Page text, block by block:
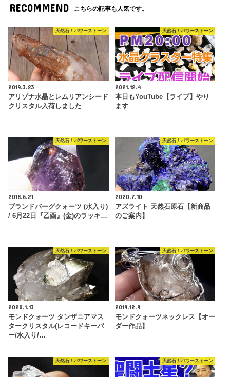
RECOMMEND こちらの記事も人気です。
天然石 / パワーストーン
2019.3.23
アリゾナ水晶とレムリアンシード
クリスタル入荷しました
天然石 / パワーストーン
2021.12.4
本日もYouTube【ライブ】やり
ます
天然石 / パワーストーン
2018.6.21
ブランドバーグクォーツ (水入り)
/ 6月22日『乙酉』(金)のラッキ…
天然石 / パワーストーン
2020.7.10
アズライト 天然石原石【新商品
のご案内】
天然石 / パワーストーン
2020.1.13
モンドクォーツ タンザニアマス
タークリスタル(レコードキーパ
ー/水入り/…
天然石 / パワーストーン
2019.12.9
モンドクォーツネックレス【オー
ダー作品】
天然石 / パワーストーン 天然石 / パワーストーン